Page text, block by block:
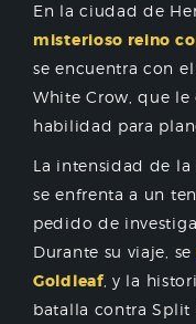
En la ciudad de
misterioso reino
se encuentra con
White Crow, que le
habilidad para
La intensidad de
se enfrenta a un
pedido de
Durante su viaje, se
Goldleaf, y la
batalla contra